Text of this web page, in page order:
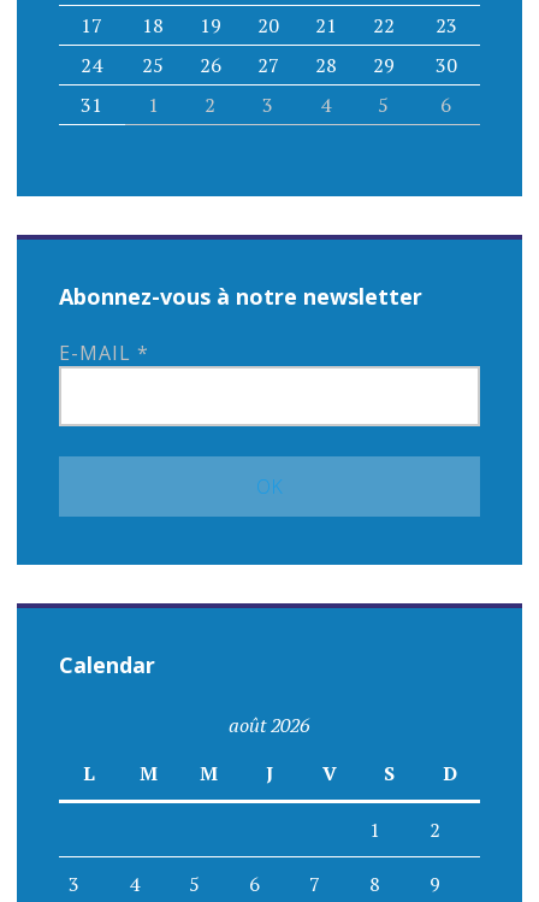
17
18 19 20 21 22
23
24
25 26 27 28 29
30
31
1 2 3 4 5 6
Abonnez-vous à notre newsletter
E-MAIL *
Calendar
août 2026
L
M M J V S D
1 2
3 4 5 6 7 8 9